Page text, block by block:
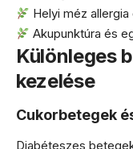
Helyi méz
Akupunktúra és
Különleges
kezelése
Cukorbetegek
Diabéteszes